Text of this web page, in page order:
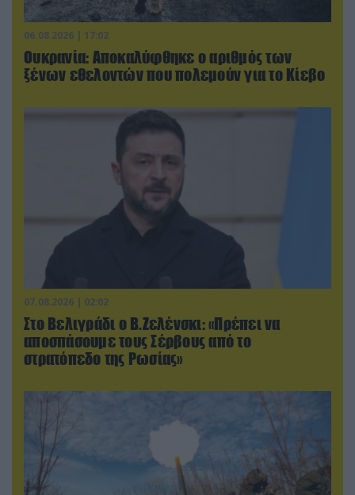
06.08.2026 | 17:02
Ουκρανία: Αποκαλύφθηκε ο αριθμός των
ξένων εθελοντών που πολεμούν για το Κίεβο
07.08.2026 | 02:02
Στο Βελιγράδι ο Β.Ζελένσκι: «Πρέπει να
αποσπάσουμε τους Σέρβους από το
στρατόπεδο της Ρωσίας»